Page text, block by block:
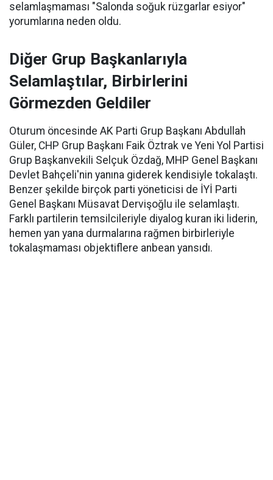
selamlaşmaması "Salonda soğuk rüzgarlar esiyor"
yorumlarına neden oldu.
Diğer Grup Başkanlarıyla
Selamlaştılar, Birbirlerini
Görmezden Geldiler
Oturum öncesinde AK Parti Grup Başkanı Abdullah
Güler, CHP Grup Başkanı Faik Öztrak ve Yeni Yol Partisi
Grup Başkanvekili Selçuk Özdağ, MHP Genel Başkanı
Devlet Bahçeli'nin yanına giderek kendisiyle tokalaştı.
Benzer şekilde birçok parti yöneticisi de İYİ Parti
Genel Başkanı Müsavat Dervişoğlu ile selamlaştı.
Farklı partilerin temsilcileriyle diyalog kuran iki liderin,
hemen yan yana durmalarına rağmen birbirleriyle
tokalaşmaması objektiflere anbean yansıdı.